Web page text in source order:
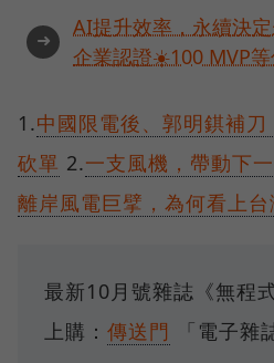
➜
AI提升效率，永續決
企業認證☀️100 MVP
1.中國限電後、郭明錤補
砍單 2.一支風機，帶動下
離岸風電巨擘，為何看上台
最新10月號雜誌《無程
上購： 傳送門 「電子雜